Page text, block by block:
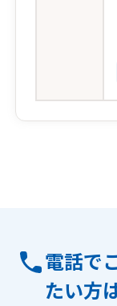
電話で
たい方